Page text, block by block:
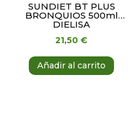
SUNDIET BT PLUS
BRONQUIOS 500ml
DIELISA
21,50€
Añadir al carrito